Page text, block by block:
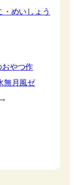
・めいしょう
やつ作
無月風ゼ
→